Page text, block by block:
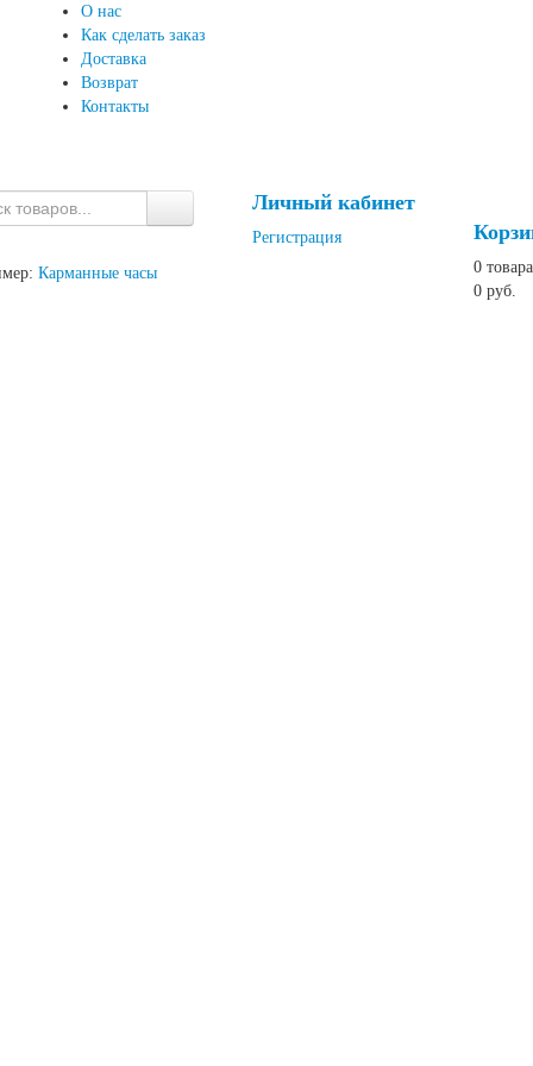
О нас
Как сделать заказ
Доставка
Возврат
Контакты
Карманные часы
Личный кабинет
Регистрация
0
0 руб.